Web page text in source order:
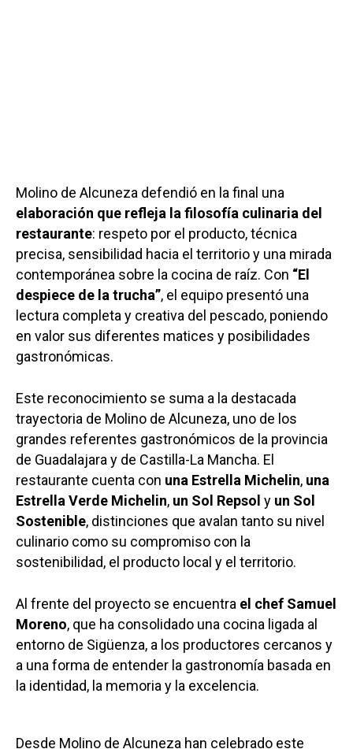
Molino de Alcuneza defendió en la final una
elaboración que refleja la filosofía culinaria del
restaurante: respeto por el producto, técnica
precisa, sensibilidad hacia el territorio y una mirada
contemporánea sobre la cocina de raíz. Con “El
despiece de la trucha”, el equipo presentó una
lectura completa y creativa del pescado, poniendo
en valor sus diferentes matices y posibilidades
gastronómicas.
Este reconocimiento se suma a la destacada
trayectoria de Molino de Alcuneza, uno de los
grandes referentes gastronómicos de la provincia
de Guadalajara y de Castilla-La Mancha. El
restaurante cuenta con una Estrella Michelin, una
Estrella Verde Michelin, un Sol Repsol y un Sol
Sostenible, distinciones que avalan tanto su nivel
culinario como su compromiso con la
sostenibilidad, el producto local y el territorio.
Al frente del proyecto se encuentra el chef Samuel
Moreno, que ha consolidado una cocina ligada al
entorno de Sigüenza, a los productores cercanos y
a una forma de entender la gastronomía basada en
la identidad, la memoria y la excelencia.
Desde Molino de Alcuneza han celebrado este